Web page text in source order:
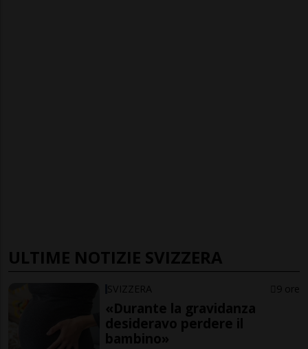
ULTIME NOTIZIE SVIZZERA
SVIZZERA 9 ore
«Durante la gravidanza
desideravo perdere il
bambino»